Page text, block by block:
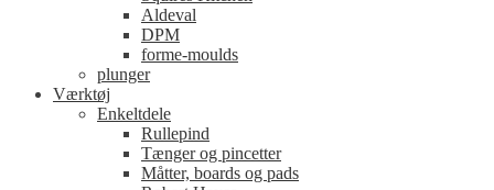
Aldeval
DPM
forme-moulds
plunger
Værktøj
Enkeltdele
Rullepind
Tænger og pincetter
Måtter, boards og pads